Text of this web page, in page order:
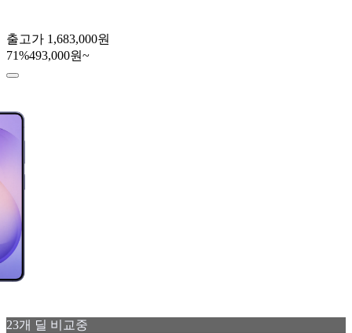
출고가 1,683,000원
71%493,000원~
23개 딜 비교중